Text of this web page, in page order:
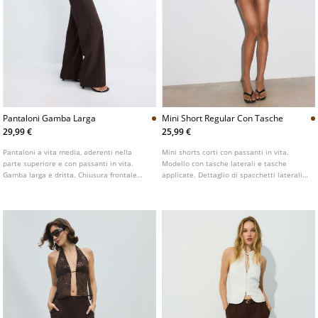
Pantaloni Gamba Larga
29,99 €
Pantaloni a vita media, aderenti nella
parte superiore e con passanti in vita.
Gamba larga e dritta. Chiusura frontale
Mini Short Regular Con Tasche
25,99 €
Mini shorts corti con passanti in vita.
Modello con tasche laterali e tasche
applicate. Dettaglio di spacchetti laterali